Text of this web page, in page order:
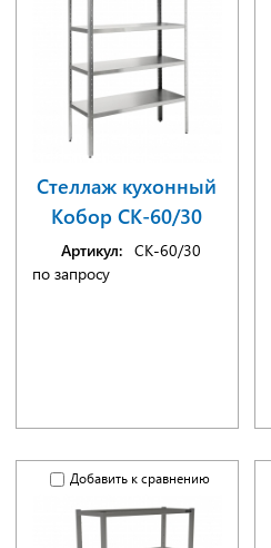
Стеллаж кухонный
Кобор СК-60/30
Артикул: СК-60/30
по запросу
Добавить к сравнению